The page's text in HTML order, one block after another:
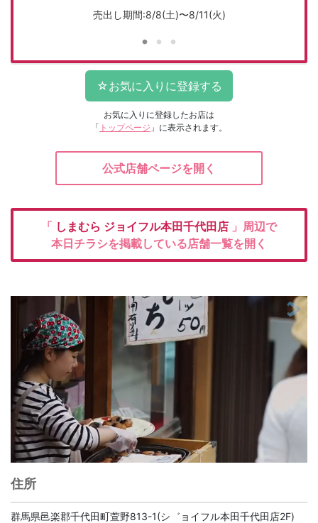
売出し期間:8/8(土)〜8/11(火)
お気に入りに登録したお店は
「 トップページ 」に表示されます。
公式店舗ページを開く
「 しまむら ジョイフル本田千代田店 」周辺で
本日チラシを掲載している店舗一覧を開く
住所
群馬県邑楽郡千代田町萱野813-1(シ゛ョイフル本田千代田店2F)